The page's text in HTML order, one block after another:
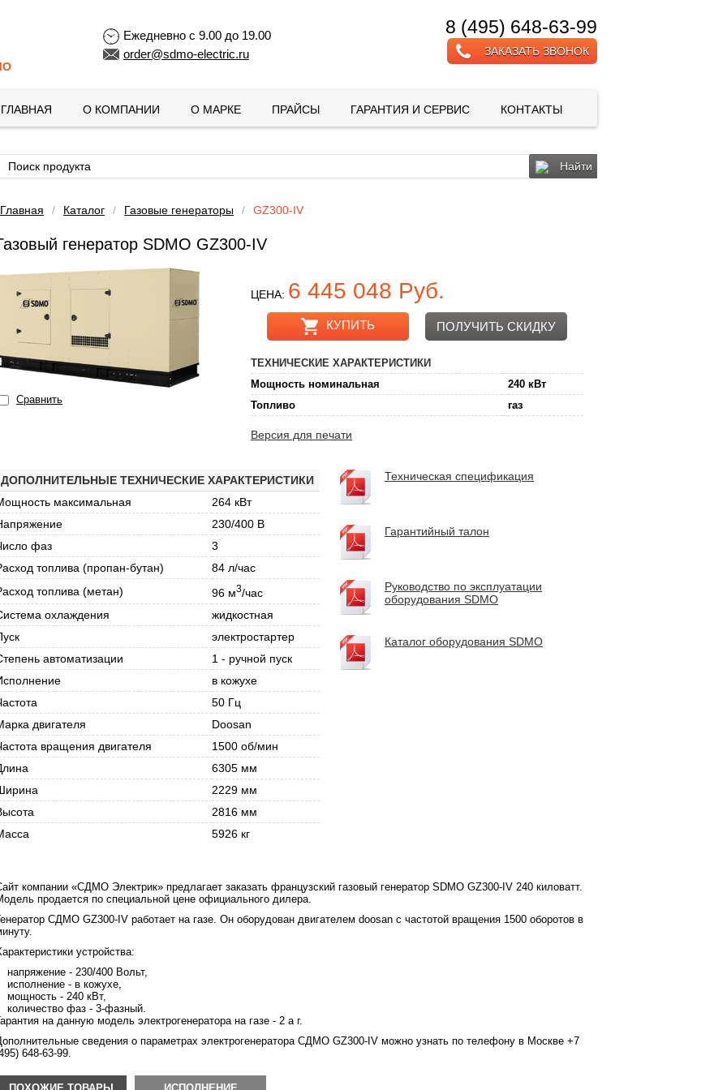
Ежедневно с 9.00 до 19.00
order@sdmo-electric.ru
8 (495) 648-63-99
ЗАКАЗАТЬ ЗВОНОК
ГЛАВНАЯ О КОМПАНИИ О МАРКЕ ПРАЙСЫ ГАРАНТИЯ И СЕРВИС КОНТАКТЫ
Найти
Главная / Каталог / Газовые генераторы / GZ300-IV
генератор SDMO GZ300-IV
Сравнить
ЦЕНА: 6 445 048 Руб.
КУПИТЬ ПОЛУЧИТЬ СКИДКУ
ТЕХНИЧЕСКИЕ ХАРАКТЕРИСТИКИ
Мощность номинальная
240 кВт
Топливо
газ
Версия для печати
ДОПОЛНИТЕЛЬНЫЕ ТЕХНИЧЕСКИЕ ХАРАКТЕРИСТИКИ
максимальная
264 кВт
230/400 В
фаз
3
топлива (пропан-бутан)
84 л/час
топлива (метан)
96 м3/час
охлаждения
жидкостная
электростартер
автоматизации
1 - ручной пуск
в кожухе
50 Гц
двигателя
Doosan
вращения двигателя
1500 об/мин
6305 мм
2229 мм
2816 мм
5926 кг
Техническая спецификация
Гарантийный талон
Руководство по эксплуатации
оборудования SDMO
Каталог оборудования SDMO
компании «СДМО Электрик» предлагает заказать французский газовый генератор SDMO GZ300-IV 240 киловатт.
продается по специальной цене официального дилера.
СДМО GZ300-IV работает на газе. Он оборудован двигателем doosan с частотой вращения 1500 оборотов в
устройства:
напряжение - 230/400 Вольт,
исполнение - в кожухе,
мощность - 240 кВт,
количество фаз - 3-фазный.
на данную модель электрогенератора на газе - 2 а г.
сведения о параметрах электрогенератора СДМО GZ300-IV можно узнать по телефону в Москве +7
648-63-99.